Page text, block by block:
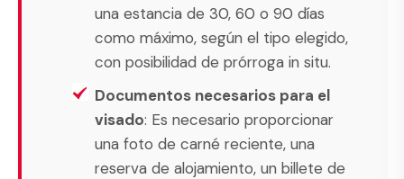
una estancia de 30, 60 o 90 días
como máximo, según el tipo elegido,
con posibilidad de prórroga in situ.
Documentos necesarios para el
visado: Es necesario proporcionar
una foto de carné reciente, una
reserva de alojamiento, un billete de